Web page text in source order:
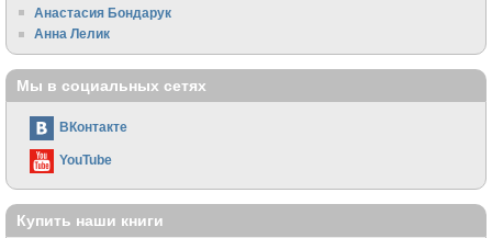
Анастасия Бондарук
Анна Лелик
Мы в социальных сетях
ВКонтакте
YouTube
Купить наши книги